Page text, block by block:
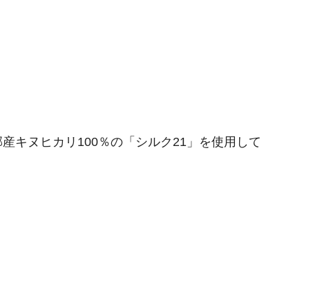
キヌヒカリ100％の「シルク21」を使用して